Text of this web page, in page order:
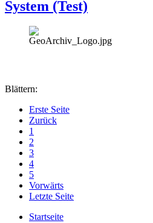
System (Test)
Blättern:
Erste Seite
Zurück
1
2
3
4
5
Vorwärts
Letzte Seite
Startseite